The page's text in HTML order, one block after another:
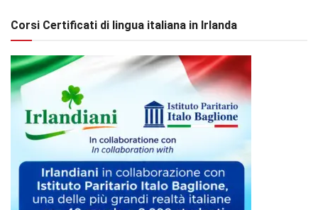
Corsi Certificati di lingua italiana in Irlanda